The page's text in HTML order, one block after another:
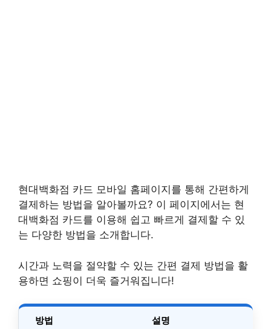
현대백화점 카드 모바일 홈페이지를 통해 간편하게
결제하는 방법을 알아볼까요? 이 페이지에서는 현
대백화점 카드를 이용해 쉽고 빠르게 결제할 수 있
는 다양한 방법을 소개합니다.
시간과 노력을 절약할 수 있는 간편 결제 방법을 활
용하면 쇼핑이 더욱 즐거워집니다!
방법 설명